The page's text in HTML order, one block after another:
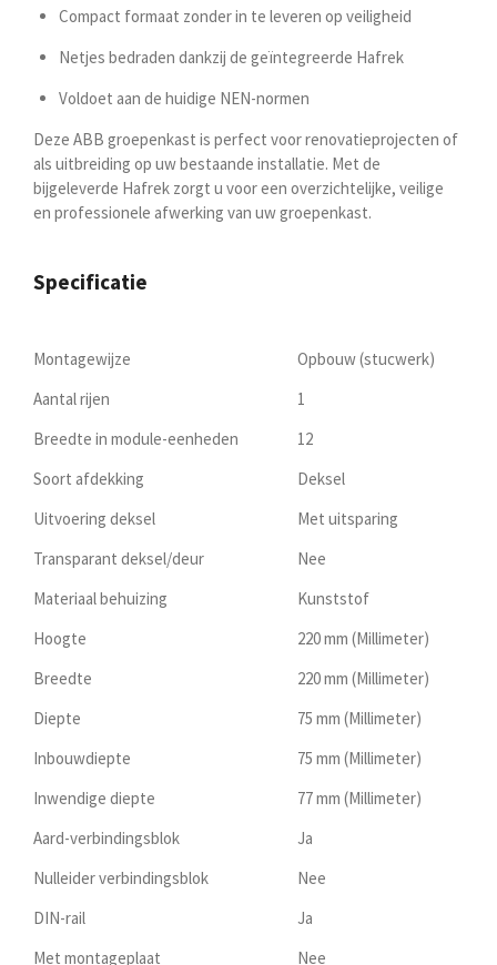
Compact formaat zonder in te leveren op veiligheid
Netjes bedraden dankzij de geïntegreerde Hafrek
Voldoet aan de huidige NEN-normen
Deze ABB groepenkast is perfect voor renovatieprojecten of
als uitbreiding op uw bestaande installatie. Met de
bijgeleverde Hafrek zorgt u voor een overzichtelijke, veilige
en professionele afwerking van uw groepenkast.
Specificatie
Montagewijze
Opbouw (stucwerk)
Aantal rijen
1
Breedte in module-eenheden
12
Soort afdekking
Deksel
Uitvoering deksel
Met uitsparing
Transparant deksel/deur
Nee
Materiaal behuizing
Kunststof
Hoogte
220 mm (Millimeter)
Breedte
220 mm (Millimeter)
Diepte
75 mm (Millimeter)
Inbouwdiepte
75 mm (Millimeter)
Inwendige diepte
77 mm (Millimeter)
Aard-verbindingsblok
Ja
Nulleider verbindingsblok
Nee
DIN-rail
Ja
Met montageplaat
Nee